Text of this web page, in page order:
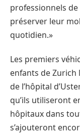
professionnels
préserver leur
quotidien.»
Les premiers
enfants de Zurich
de l’hôpital
qu’ils utiliseront
hôpitaux dans
s’ajouteront